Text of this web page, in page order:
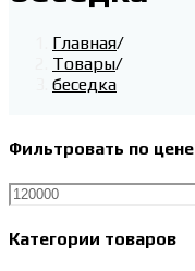
Главная/
Товары/
беседка
Фильтровать по цене
Минимальная
цена
Категории товаров